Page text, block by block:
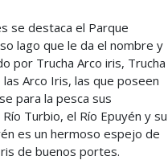
se destaca el Parque
lago que le da el nombre y
por Trucha Arco iris, Trucha
Arco Iris, las que poseen
para la pesca sus
Turbio, el Río Epuyén y su
es un hermoso espejo de
de buenos portes.